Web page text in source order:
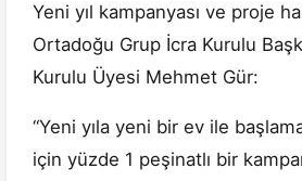
Yeni yıl kampanyası ve proje
Ortadoğu Grup İcra Kurulu
Kurulu Üyesi Mehmet Gür:
“Yeni yıla yeni bir ev ile
için yüzde 1 peşinatlı bir